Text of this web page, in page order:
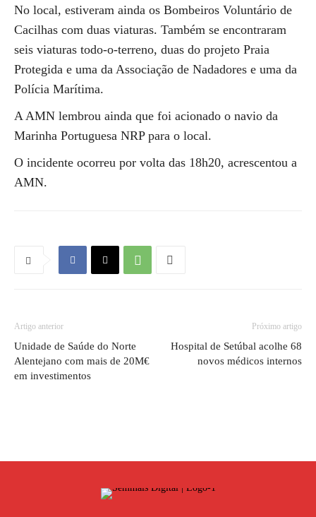
No local, estiveram ainda os Bombeiros Voluntário de
Cacilhas com duas viaturas. Também se encontraram
seis viaturas todo-o-terreno, duas do projeto Praia
Protegida e uma da Associação de Nadadores e uma da
Polícia Marítima.
A AMN lembrou ainda que foi acionado o navio da
Marinha Portuguesa NRP para o local.
O incidente ocorreu por volta das 18h20, acrescentou a
AMN.
Artigo anterior
Unidade de Saúde do Norte
Alentejano com mais de 20M€
em investimentos
Próximo artigo
Hospital de Setúbal acolhe 68
novos médicos internos